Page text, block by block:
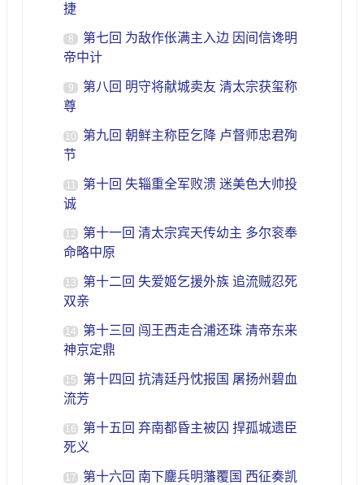
捷
8
第七回 为敌作伥满主入边 因间信谗明
帝中计
9
第八回 明守将献城卖友 清太宗获玺称
尊
10
第九回 朝鲜主称臣乞降 卢督师忠君殉
节
11
第十回 失辎重全军败溃 迷美色大帅投
诚
12
第十一回 清太宗宾天传幼主 多尔衮奉
命略中原
13
第十二回 失爱姬乞援外族 追流贼忍死
双亲
14
第十三回 闯王西走合浦还珠 清帝东来
神京定鼎
15
第十四回 抗清廷丹忱报国 屠扬州碧血
流芳
16
第十五回 弃南都昏主被囚 捍孤城遗臣
死义
17
第十六回 南下鏖兵明藩覆国 西征奏凯